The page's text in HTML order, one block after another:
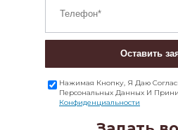
Оставить
Нажимая Кнопку, Я Даю
Персональных Данных И
Конфиденциальности